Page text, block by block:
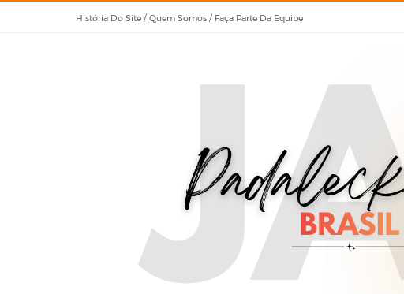
História Do Site / Quem Somos / Faça Parte Da Equipe